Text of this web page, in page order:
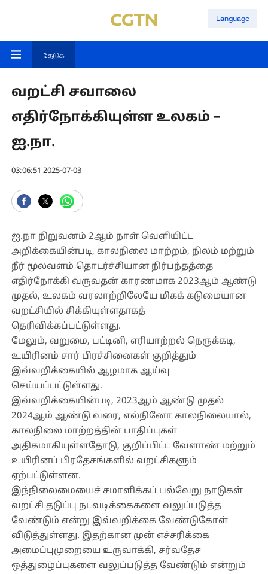
Language
தேடுக
வறட்சி சவாலை
எதிர்நோக்கியுள்ள உலகம் –
ஐ.நா.
03:06:51 2025-07-03
ஐ.நா நிறுவனம் 2ஆம் நாள் வெளியிட்ட
அறிக்கையின்படி, காலநிலை மாற்றம், நிலம் மற்றும்
நீர் மூலவளம் தொடர்ச்சியான நிர்பந்தத்தை
எதிர்நோக்கி வருவதன் காரணமாக 2023ஆம் ஆண்டு
முதல், உலகம் வரலாற்றிலேயே மிகக் கடுமையான
வறட்சியில் சிக்கியுள்ளதாகத்
தெரிவிக்கப்பட்டுள்ளது.
மேலும், வறுமை, பட்டினி, எரியாற்றல் நெருக்கடி,
உயிரினம் சார் பிரச்சினைகள் குறித்தும்
இவ்வறிக்கையில் ஆழமாக ஆய்வு
செய்யப்பட்டுள்ளது.
இவ்வறிக்கையின்படி, 2023ஆம் ஆண்டு முதல்
2024ஆம் ஆண்டு வரை, எல்நினோ காலநிலையால்,
காலநிலை மாற்றத்தின் பாதிப்புகள்
அதிகமாகியுள்ளதோடு, குறிப்பிட்ட வேளாண் மற்றும்
உயிரினப் பிரதேசங்களில் வறட்சிகளும்
ஏற்பட்டுள்ளன.
இந்நிலைமையைச் சமாளிக்கப் பல்வேறு நாடுகள்
வறட்சி தடுப்பு நடவடிக்கைகளை வலுப்படுத்த
வேண்டும் என்று இவ்வறிக்கை வேண்டுகோள்
விடுத்துள்ளது. இதற்கான முன் எச்சரிக்கை
அமைப்புமுறையை உருவாக்கி, சர்வதேச
ஒத்துழைப்புகளை வலுப்படுத்த வேண்டும் என்றும்